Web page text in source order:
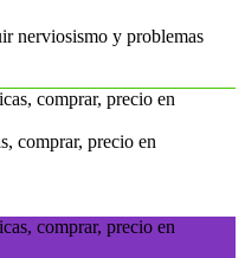
nerviosismo y problemas
comprar, precio en